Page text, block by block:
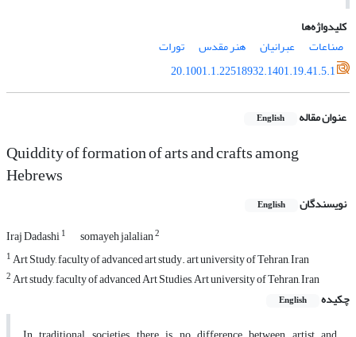
کلیدواژه‌ها
صناعات
عبرانیان هنر مقدس
تورات
20.1001.1.22518932.1401.19.41.5.1
عنوان مقاله English
Quiddity of formation of arts and crafts among
Hebrews
نویسندگان English
Iraj Dadashi1 somayeh jalalian2
1Art Study, faculty of advanced art study. art university of Tehran, Iran
2Art study, faculty of advanced Art Studies, Art university of Tehran, Iran
چکیده
English